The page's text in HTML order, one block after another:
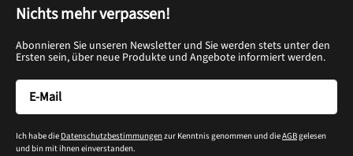
Nichts mehr verpassen!
Abonnieren Sie unseren Newsletter und Sie werden stets unter den
Ersten sein, über neue Produkte und Angebote informiert werden.
Ich habe die Datenschutzbestimmungenzur Kenntnis genommen und dieAGBgelesen
und bin mit ihnen einverstanden.